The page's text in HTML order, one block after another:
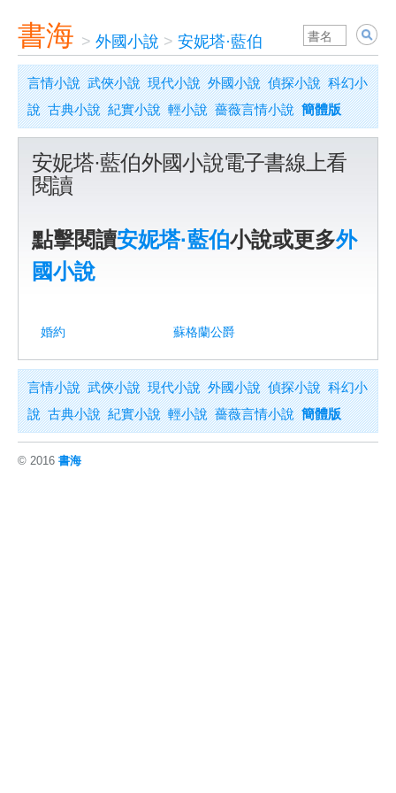
書海 > 外國小說 > 安妮塔·藍伯
言情小說 武俠小說 現代小說 外國小說 偵探小說 科幻小
說 古典小說 紀實小說 輕小說 薔薇言情小說 簡體版
安妮塔·藍伯外國小說電子書線上看
閱讀
點擊閱讀安妮塔·藍伯小說或更多外
國小說
婚約 蘇格蘭公爵
言情小說 武俠小說 現代小說 外國小說 偵探小說 科幻小
說 古典小說 紀實小說 輕小說 薔薇言情小說 簡體版
© 2016 書海